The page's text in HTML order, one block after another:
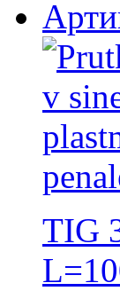
TIG